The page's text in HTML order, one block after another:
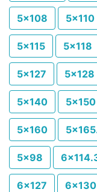
5x108 5x110
5x115 5x118
5x127 5x128
5x140 5x150
5x160
5x98
6x127 6x130